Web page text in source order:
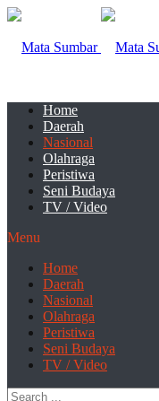
Home
Daerah
Nasional
Olahraga
Peristiwa
Seni Budaya
TV / Video
Menu
Home
Daerah
Nasional
Olahraga
Peristiwa
Seni Budaya
TV / Video